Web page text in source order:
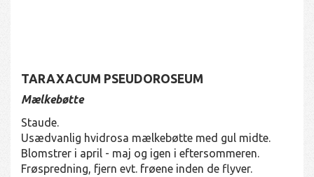
TARAXACUM PSEUDOROSEUM
Mælkebøtte
Staude.
Usædvanlig hvidrosa mælkebøtte med gul midte.
Blomstrer i april - maj og igen i eftersommeren.
Frøspredning, fjern evt. frøene inden de flyver.